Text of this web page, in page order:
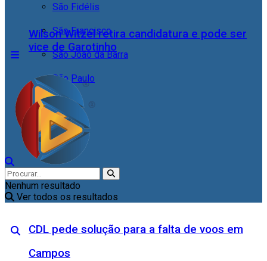
São Fidélis
São Francisco
São João da Barra
São Paulo
CDL pede solução para a falta de voos em
Campos
Wilson Witzel retira candidatura e pode ser
vice de Garotinho
Nenhum resultado
Ver todos os resultados